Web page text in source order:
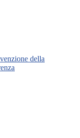
della